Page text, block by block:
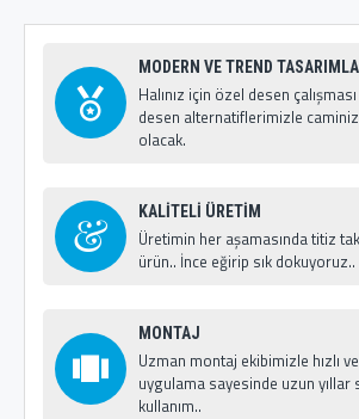
MODERN VE TREND
Halınız için özel desen
desen alternatiflerimizle caminiz
olacak.
KALİTELİ ÜRETİM
Üretimin her aşamasında titiz
ürün.. İnce eğirip sık dokuyoruz..
MONTAJ
Uzman montaj ekibimizle hızlı
uygulama sayesinde uzun yıllar
kullanım..